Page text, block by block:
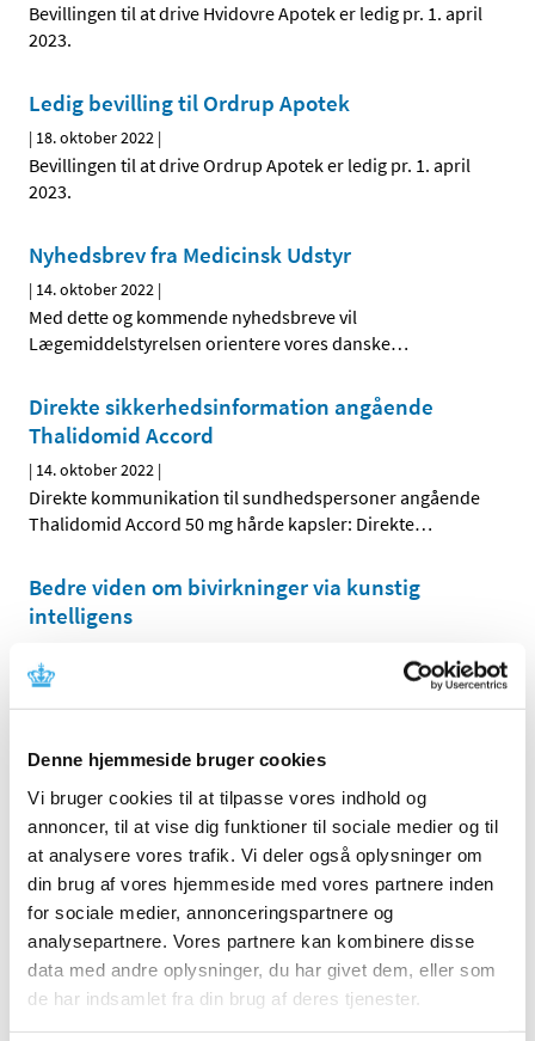
Denne hjemmeside bruger cookies
Vi bruger cookies til at tilpasse vores indhold og
annoncer, til at vise dig funktioner til sociale medier og til
at analysere vores trafik. Vi deler også oplysninger om
din brug af vores hjemmeside med vores partnere inden
for sociale medier, annonceringspartnere og
analysepartnere. Vores partnere kan kombinere disse
data med andre oplysninger, du har givet dem, eller som
de har indsamlet fra din brug af deres tjenester.
Bevillingen til at drive Hvidovre Apotek er ledig pr. 1. april
2023.
Ledig bevilling til Ordrup Apotek
| 18. oktober 2022 |
Bevillingen til at drive Ordrup Apotek er ledig pr. 1. april
2023.
Nyhedsbrev fra Medicinsk Udstyr
| 14. oktober 2022 |
Med dette og kommende nyhedsbreve vil
Lægemiddelstyrelsen orientere vores danske…
Direkte sikkerhedsinformation angående
Thalidomid Accord
| 14. oktober 2022 |
Direkte kommunikation til sundhedspersoner angående
Thalidomid Accord 50 mg hårde kapsler: Direkte…
Bedre viden om bivirkninger via kunstig
intelligens
Sammen med blandt andre KU og Bispebjerg &
Frederiksberg Hospital søsætter…
Sikkerhedsopdatering for COVID-19 vacciner
(2022, nr. 9)
|13. oktober 2022 |
Denne sikkerhedsopdatering har fokus på de vacciner,
der indgår i det danske vaccinationsprogram mod…
Styrket internationalt samarbejde om kontrol
af lægemiddelforsøg
| 11. oktober 2022 |